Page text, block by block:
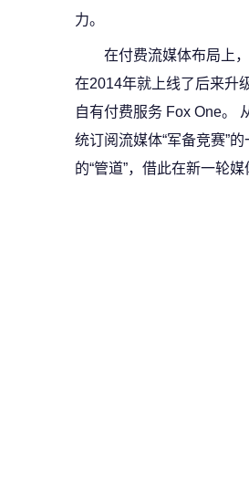
力。
在付费流媒体布局上
在2014年就上线了后来升
自有付费服务 Fox One。
统订阅流媒体“军备竞赛”
的“管道”，借此在新一轮